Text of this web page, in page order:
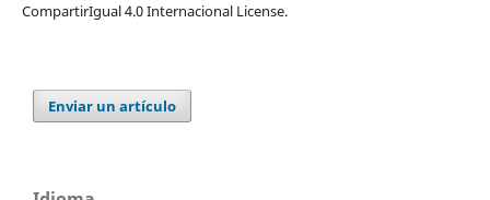
CompartirIgual 4.0 Internacional License.
Enviar un artículo